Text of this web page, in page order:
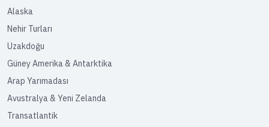
Alaska
Nehir Turları
Uzakdoğu
Güney Amerika & Antarktika
Arap Yarımadası
Avustralya & Yeni Zelanda
Transatlantik